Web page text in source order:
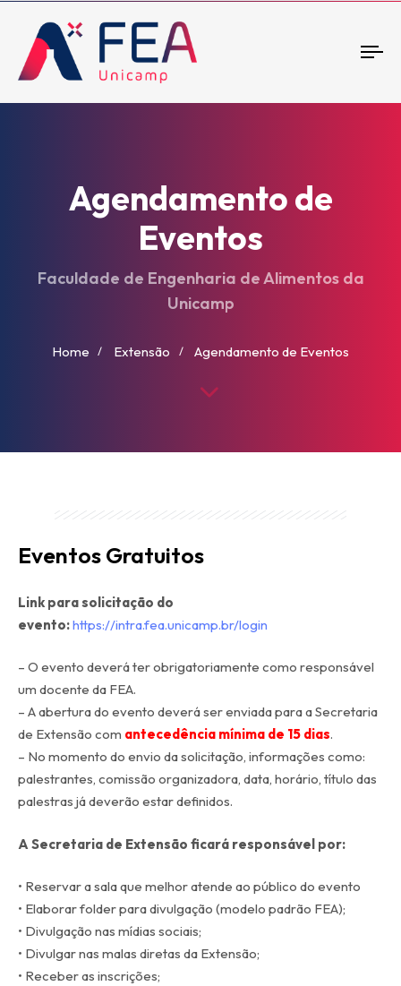
Agendamento de
Eventos
Faculdade de Engenharia de Alimentos da
Unicamp
Home Extensão Agendamento de Eventos
Eventos Gratuitos
Link para solicitação do
evento:https://intra.fea.unicamp.br/login
– O evento deverá ter obrigatoriamente como responsável
um docente da FEA.
– A abertura do evento deverá ser enviada para a Secretaria
de Extensão com antecedência mínima de 15 dias.
– No momento do envio da solicitação, informações como:
palestrantes, comissão organizadora, data, horário, título das
palestras já deverão estar definidos.
A Secretaria de Extensão ficará responsável por:
• Reservar a sala que melhor atende ao público do evento
• Elaborar folder para divulgação (modelo padrão FEA);
• Divulgação nas mídias sociais;
• Divulgar nas malas diretas da Extensão;
• Receber as inscrições;